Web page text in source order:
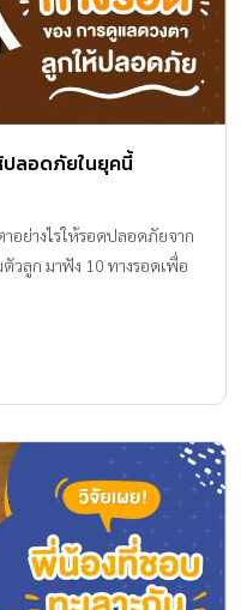
ปลอดภัยในยุคนี้
อย่างไรให้รอดปลอดภัยจาก
ลูก มาฟัง 10 ทางรอดเพื่อ